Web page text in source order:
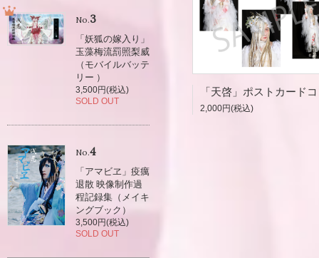
2,000円(税込)
No.3
「妖狐の嫁入り」
玉藻梅流罰照梨威
（モバイルバッテ
リー ）
3,500円(税込)
SOLD OUT
No.4
「アマビヱ」疫癘
退散 映像制作過
程記録集（メイキ
ングブック）
3,500円(税込)
SOLD OUT